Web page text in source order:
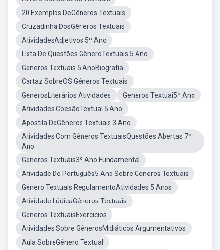
20 Exemplos DeGêneros Textuais
Cruzadinha DosGêneros Textuais
AtividadesAdjetivos 5º Ano
Lista De Questões GêneroTextuais 5 Ano
Generos Textuais 5 AnoBiografia
Cartaz SobreOS Gêneros Textuais
GênerosLiterários Atividades
Generos Textuai5º Ano
Atividades CoesãoTextual 5 Ano
Apostila DeGêneros Textuais 3 Ano
Atividades Com Gêneros TextuaisQuestões Abertas 7º
Ano
Generos Textuais3º Ano Fundamental
Atividade De Português5 Ano Sobre Generos Textuais
Gênero Textuais RegulamentoAtividades 5 Anos
Atividade LúdicaGêneros Textuais
Generos TextuaisExercicios
Atividades Sobre GênerosMidiáticos Argumentativos
Aula SobreGênero Textual